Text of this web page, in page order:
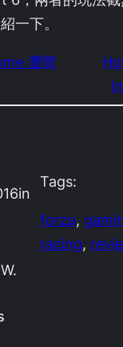
一下。
瀏覽
in
Tags:
forza,
racing,